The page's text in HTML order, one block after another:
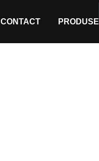
CONTACT PRODUSE